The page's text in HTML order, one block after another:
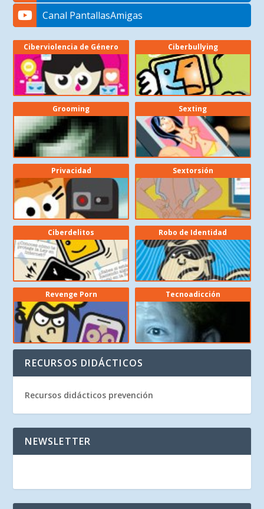
Canal PantallasAmigas
Ciberviolencia de Género Ciberbullying
Grooming Sexting
Privacidad Sextorsión
Ciberdelitos Robo de Identidad
Revenge Porn Tecnoadicción
RECURSOS DIDÁCTICOS
Recursos didácticos prevención
NEWSLETTER